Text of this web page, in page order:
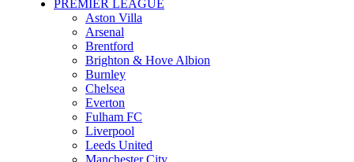
PREMIER LEAGUE
Aston Villa
Arsenal
Brentford
Brighton & Hove Albion
Burnley
Chelsea
Everton
Fulham FC
Liverpool
Leeds United
Manchester City